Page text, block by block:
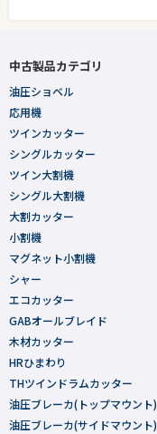
中古製品カテゴリ
油圧ショベル
応用機
ツインカッター
シングルカッター
ツイン大割機
シングル大割機
大割カッター
小割機
マグネット小割機
シャー
エコカッター
GABオールブレイド
木材カッター
HRひまわり
THツインドラムカッター
油圧ブレーカ(トップマウント)
油圧ブレーカ(サイドマウント)